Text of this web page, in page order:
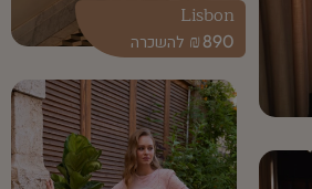
890
₪
Lisbon